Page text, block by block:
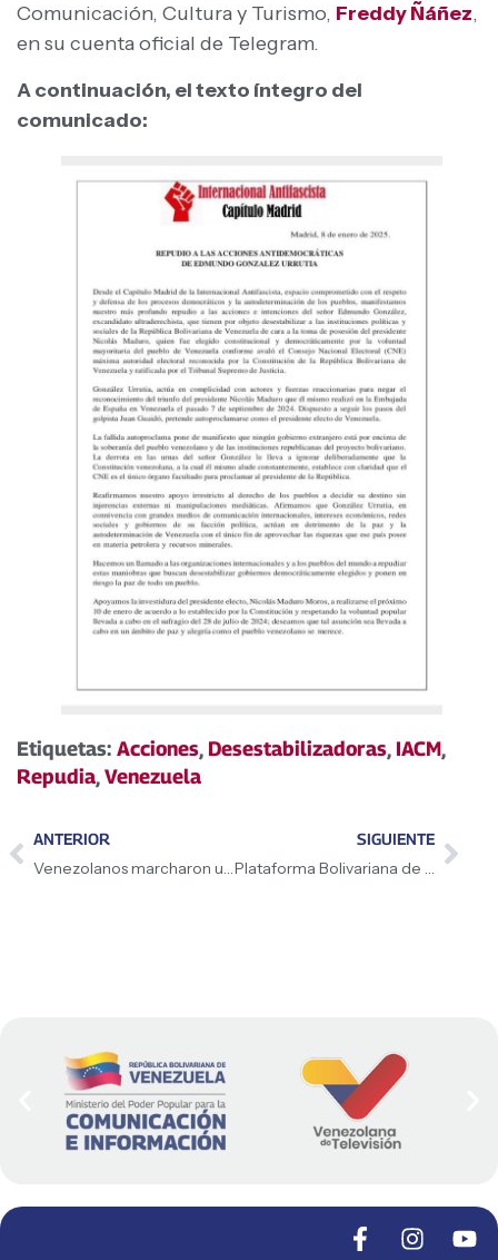
Comunicación, Cultura y Turismo, Freddy Ñáñez,
en su cuenta oficial de Telegram.
A continuación, el texto íntegro del
comunicado:
Etiquetas: Acciones, Desestabilizadoras, IACM,
Repudia,Venezuela
ANTERIOR SIGUIENTE